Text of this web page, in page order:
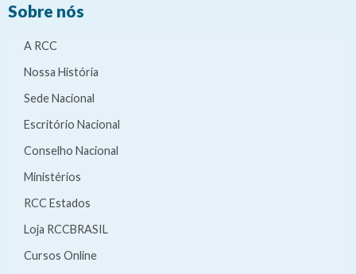
Sobre nós
A RCC
Nossa História
Sede Nacional
Escritório Nacional
Conselho Nacional
Ministérios
RCC Estados
Loja RCCBRASIL
Cursos Online